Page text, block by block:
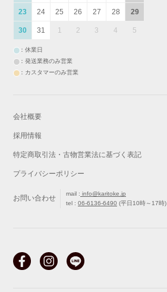
23 24 25 26 27 28 29
30 31 1 2 3 4 5
：休業日
：発送業務のみ営業
：カスタマーのみ営業
会社概要
採用情報
特定商取引法・古物営業法に基づく表記
プライバシーポリシー
お問い合わせ
mail : info@karitoke.jp
tel :06-6136-6490 (平日10時～17時)